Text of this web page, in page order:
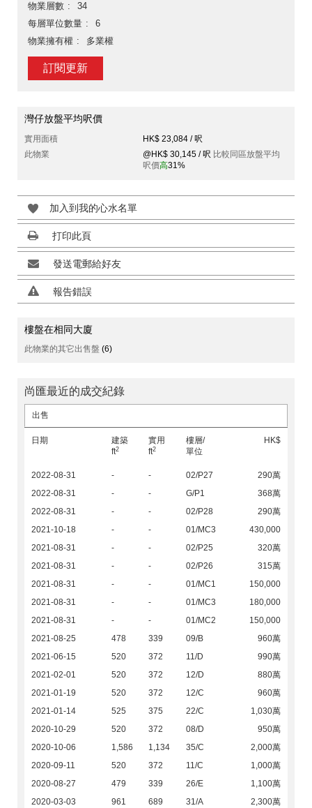
物業層數
34
每層單位數量
6
物業擁有權
多業權
訂閱更新
灣仔放盤平均呎價
實用面積
HK$ 23,084 / 呎
此物業
@HK$ 30,145 / 呎 比較同區放盤平均
呎價高31%
加入到我的心水名單
打印此頁
發送電郵給好友
報告錯誤
樓盤在相同大廈
此物業的其它出售盤 (6)
尚匯最近的成交紀錄
出售
日期
建築
ft2
實用
ft2
樓層/
單位
HK$
2022-08-31 - - 02/P27
290萬
2022-08-31
- - G/P1
368萬
2022-08-31
- - 02/P28
290萬
2021-10-18
- - 01/MC3
430,000
2021-08-31
- - 02/P25
320萬
2021-08-31
- - 02/P26
315萬
2021-08-31
- - 01/MC1
150,000
2021-08-31
- - 01/MC3
180,000
2021-08-31
- - 01/MC2
150,000
2021-08-25
478 339 09/B
960萬
2021-06-15
520 372 11/D
990萬
2021-02-01
520 372 12/D
880萬
2021-01-19
520 372 12/C
960萬
2021-01-14
525 375 22/C
1,030萬
2020-10-29
520 372 08/D
950萬
2020-10-06
1,586 1,134 35/C
2,000萬
2020-09-11
520 372 11/C
1,000萬
2020-08-27
479 339 26/E
1,100萬
2020-03-03
961 689 31/A 2,300萬